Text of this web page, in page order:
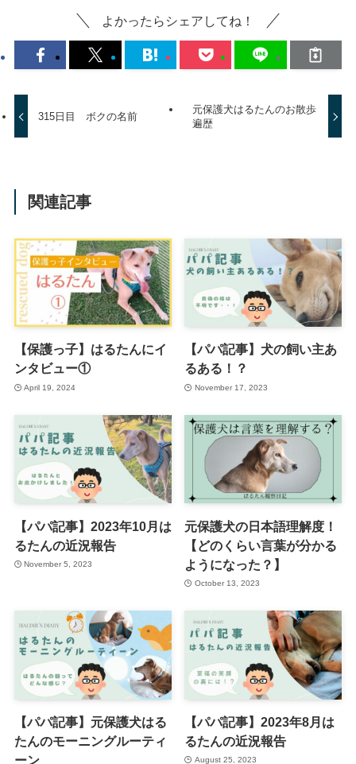
よかったらシェアしてね！
315日目 ボクの名前
元保護犬はるたんのお散歩
遍歴
関連記事
【保護っ子】はるたんにイ
ンタビュー①
April 19, 2024
【パパ記事】犬の飼い主あ
るある！？
November 17, 2023
【パパ記事】2023年10月は
るたんの近況報告
November 5, 2023
元保護犬の日本語理解度！
【どのくらい言葉が分かる
ようになった？】
October 13, 2023
【パパ記事】元保護犬はる
たんのモーニングルーティ
ーン
【パパ記事】2023年8月は
るたんの近況報告
August 25, 2023